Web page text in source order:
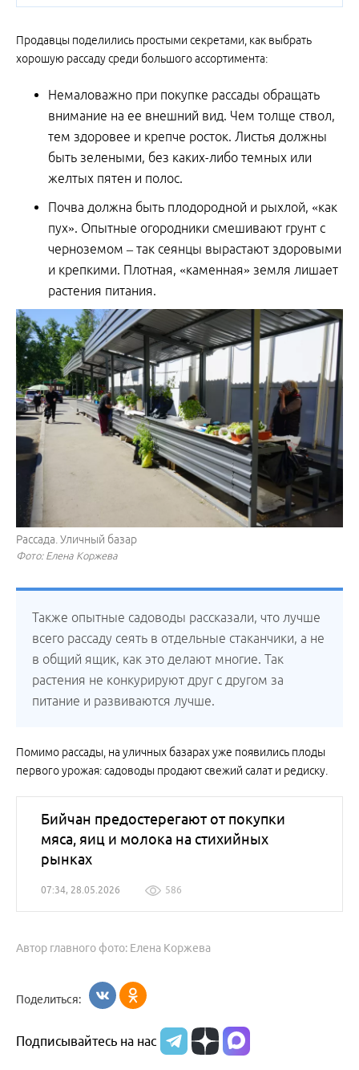
Продавцы поделились простыми секретами, как выбрать
хорошую рассаду среди большого ассортимента:
Немаловажно при покупке рассады обращать
внимание на ее внешний вид. Чем толще ствол,
тем здоровее и крепче росток. Листья должны
быть зелеными, без каких-либо темных или
желтых пятен и полос.
Почва должна быть плодородной и рыхлой, «как
пух». Опытные огородники смешивают грунт с
черноземом – так сеянцы вырастают здоровыми
и крепкими. Плотная, «каменная» земля лишает
растения питания.
Рассада. Уличный базар
Фото: Елена Коржева
Также опытные садоводы рассказали, что лучше
всего рассаду сеять в отдельные стаканчики, а не
в общий ящик, как это делают многие. Так
растения не конкурируют друг с другом за
питание и развиваются лучше.
Помимо рассады, на уличных базарах уже появились плоды
первого урожая: садоводы продают свежий салат и редиску.
Бийчан предостерегают от покупки
мяса, яиц и молока на стихийных
рынках
07:34, 28.05.2026 586
Автор главного фото: Елена Коржева
Поделиться:
Подписывайтесь на нас